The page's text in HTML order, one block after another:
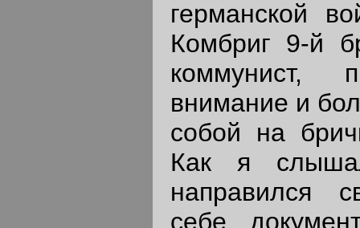
германской
Комбриг 9-й
коммунист,
внимание и
собой на
Как я
направился
себе